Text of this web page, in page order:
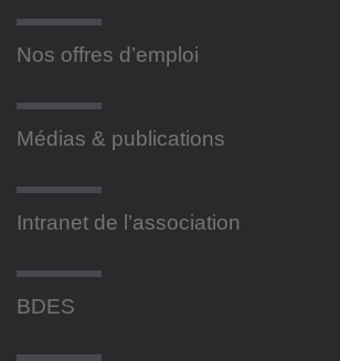
Nos offres d’emploi
Médias & publications
Intranet de l’association
BDES